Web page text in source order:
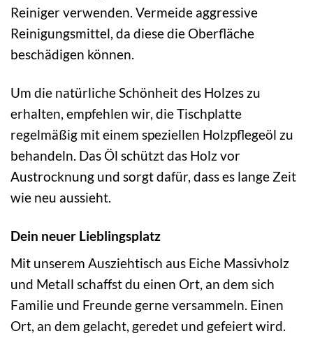
Reiniger verwenden. Vermeide aggressive
Reinigungsmittel, da diese die Oberfläche
beschädigen können.
Um die natürliche Schönheit des Holzes zu
erhalten, empfehlen wir, die Tischplatte
regelmäßig mit einem speziellen Holzpflegeöl zu
behandeln. Das Öl schützt das Holz vor
Austrocknung und sorgt dafür, dass es lange Zeit
wie neu aussieht.
Dein neuer Lieblingsplatz
Mit unserem Ausziehtisch aus Eiche Massivholz
und Metall schaffst du einen Ort, an dem sich
Familie und Freunde gerne versammeln. Einen
Ort, an dem gelacht, geredet und gefeiert wird.